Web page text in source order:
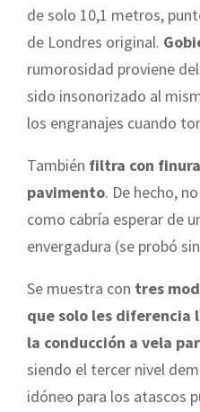
de solo 10,1 metros,
de Londres original.
rumorosidad proviene
sido insonorizado al
los engranajes cuando
También filtra con
pavimento. De hecho,
como cabría esperar de
envergadura (se probó
Se muestra con tres
que solo les diferencia
la conducción a vela
siendo el tercer nivel
idóneo para los atascos